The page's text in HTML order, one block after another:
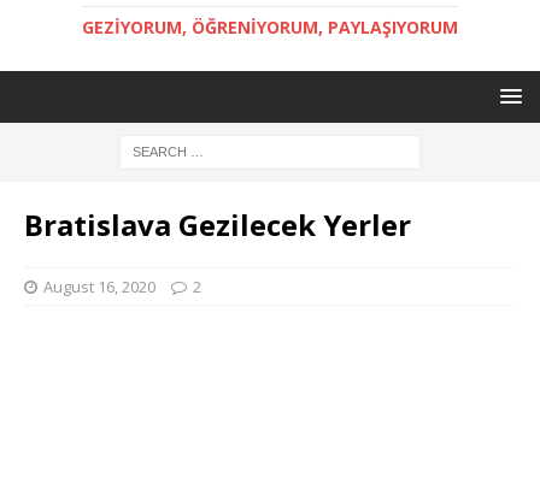
GEZİYORUM, ÖĞRENİYORUM, PAYLAŞIYORUM
Bratislava Gezilecek Yerler
August 16, 2020 2